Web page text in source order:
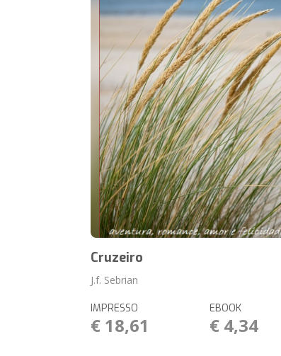
Cruzeiro
J.f. Sebrian
IMPRESSO
€ 18,61
EBOOK
€ 4,34